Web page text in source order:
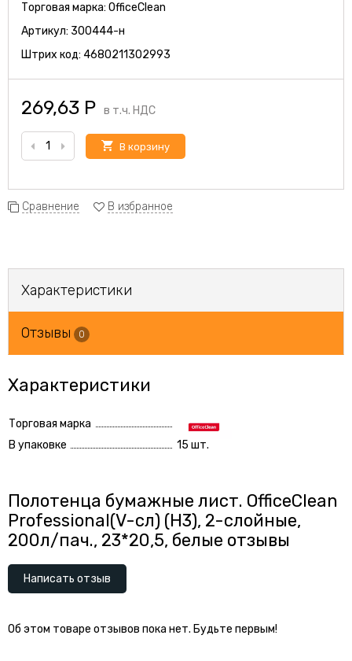
Торговая марка: OfficeClean
Артикул: 300444-н
Штрих код: 4680211302993
269,63 Р в т.ч. НДС
В корзину
Сравнение В избранное
Характеристики
Отзывы 0
Характеристики
Торговая марка
В упаковке
15 шт.
Полотенца бумажные лист. OfficeClean
Professional(V-сл) (H3), 2-слойные,
200л/пач., 23*20,5, белые отзывы
Написать отзыв
Об этом товаре отзывов пока нет. Будьте первым!